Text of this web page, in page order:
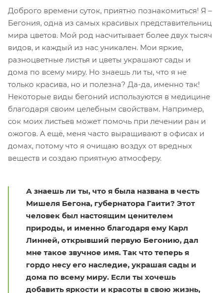
Доброго времени суток, приятно познакомиться! Я –
Бегония, одна из самых красивых представительниц
мира цветов. Мой род насчитывает более двух тысяч
видов, и каждый из нас уникален. Мои яркие,
разноцветные листья и цветы украшают сады и
дома по всему миру. Но знаешь ли ты, что я не
только красива, но и полезна? Да-да, именно так!
Некоторые виды бегоний используются в медицине
благодаря своим целебным свойствам. Например,
сок моих листьев может помочь при лечении ран и
ожогов. А ещё, меня часто выращивают в офисах и
домах, потому что я очищаю воздух от вредных
веществ и создаю приятную атмосферу.
А знаешь ли ты, что я была названа в честь
Мишеля Бегона, губернатора Гаити? Этот
человек был настоящим ценителем
природы, и именно благодаря ему Карл
Линней, открывший первую Бегонию, дал
мне такое звучное имя. Так что теперь я
гордо несу его наследие, украшая сады и
дома по всему миру. Если ты хочешь
добавить яркости и красоты в свою жизнь,